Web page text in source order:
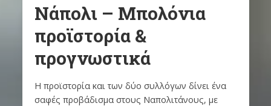
Νάπολι – Μπολόνια
προϊστορία &
προγνωστικά
Η προϊστορία και των δύο συλλόγων δίνει ένα
σαφές προβάδισμα στους Ναπολιτάνους, με